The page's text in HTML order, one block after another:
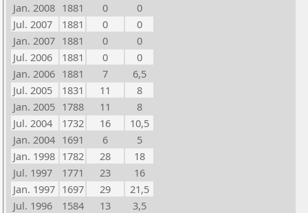
Jan. 2008 1881 0
0
Jul. 2007
1881 0
0
Jan. 2007 1881 0
0
Jul. 2006
1881 0
0
Jan. 2006 1881 7
6,5
Jul. 2005
1831 11
8
Jan. 2005 1788 11
8
Jul. 2004
1732 16
10,5
Jan. 2004 1691 6
5
Jan. 1998 1782 28
18
Jul. 1997
1771 23
16
Jan. 1997 1697 29
21,5
Jul. 1996
1584 13
3,5